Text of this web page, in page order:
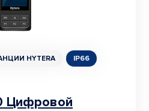
HYTERA
IP66
Цифровой